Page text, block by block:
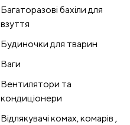
Багаторазові бахіли для
взуття
Будиночки для тварин
Ваги
Вентилятори та
кондиціонери
Відлякувачі комах, комарів ,